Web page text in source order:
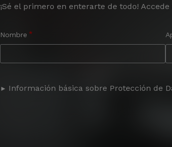
¡Sé el primero en enterarte de todo!
Nombre
Información básica sobre Protección de